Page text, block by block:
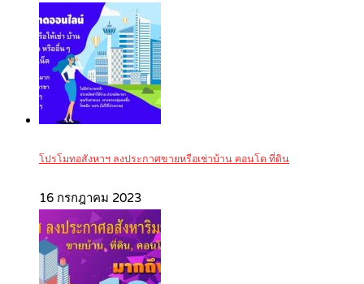
โปรโมทอสังหาฯ ลงประกาศขายหรือเช่าบ้าน คอนโด ที่ดิน
16 กรกฎาคม 2023